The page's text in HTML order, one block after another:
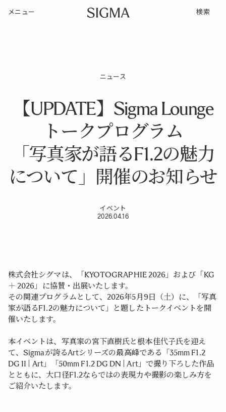
メニュー 検索
ニュース
【UPDATE】Sigma Lounge
トークプログラム
「写真家が語るF1.2の魅力
について」開催のお知らせ
イベント
2026.04.16
株式会社シグマは、「KYOTOGRAPHIE 2026」および「KG
＋ 2026」に協賛・出展いたします。
その関連プログラムとして、2026年5月9日（土）に、「写真
家が語るF1.2の魅力について」と題したトークイベントを開
催いたします。
本イベントは、写真家の宮下直樹氏と根本佳代子氏を迎え
て、Sigmaが誇るArtシリーズの最高峰である「35mm F1.2
DG II | Art」「50mm F1.2 DG DN | Art」で撮り下ろした作品
とともに、大口径F1.2ならではの表現力や撮影の楽しみ方を
ご紹介いたします。